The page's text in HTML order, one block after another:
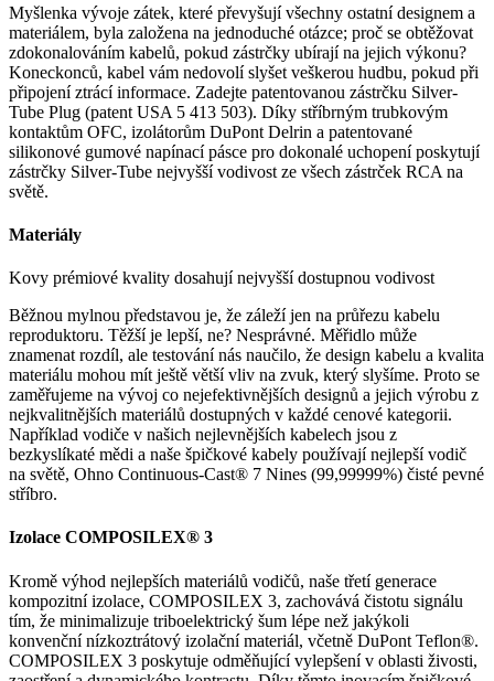
Myšlenka vývoje zátek, které převyšují všechny ostatní designem a
materiálem, byla založena na jednoduché otázce; proč se obtěžovat
zdokonalováním kabelů, pokud zástrčky ubírají na jejich výkonu?
Koneckonců, kabel vám nedovolí slyšet veškerou hudbu, pokud při
připojení ztrácí informace. Zadejte patentovanou zástrčku Silver-
Tube Plug (patent USA 5 413 503). Díky stříbrným trubkovým
kontaktům OFC, izolátorům DuPont Delrin a patentované
silikonové gumové napínací pásce pro dokonalé uchopení poskytují
zástrčky Silver-Tube nejvyšší vodivost ze všech zástrček RCA na
světě.
Materiály
Kovy prémiové kvality dosahují nejvyšší dostupnou vodivost
Běžnou mylnou představou je, že záleží jen na průřezu kabelu
reproduktoru. Těžší je lepší, ne? Nesprávné. Měřidlo může
znamenat rozdíl, ale testování nás naučilo, že design kabelu a kvalita
materiálu mohou mít ještě větší vliv na zvuk, který slyšíme. Proto se
zaměřujeme na vývoj co nejefektivnějších designů a jejich výrobu z
nejkvalitnějších materiálů dostupných v každé cenové kategorii.
Například vodiče v našich nejlevnějších kabelech jsou z
bezkyslíkaté mědi a naše špičkové kabely používají nejlepší vodič
na světě, Ohno Continuous-Cast® 7 Nines (99,99999%) čisté pevné
stříbro.
Izolace COMPOSILEX® 3
Kromě výhod nejlepších materiálů vodičů, naše třetí generace
kompozitní izolace, COMPOSILEX 3, zachovává čistotu signálu
tím, že minimalizuje triboelektrický šum lépe než jakýkoli
konvenční nízkoztrátový izolační materiál, včetně DuPont Teflon®.
COMPOSILEX 3 poskytuje odměňující vylepšení v oblasti živosti,